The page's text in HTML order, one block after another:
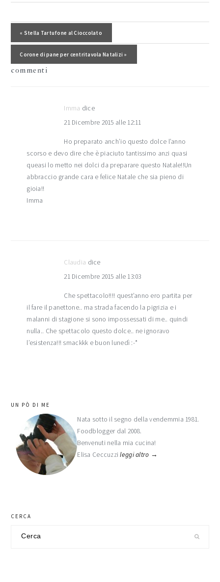
Post precedente:
« Stella Tartufone al Cioccolato
Post successivo:
Corone di pane per centritavola Natalizi »
del
lettore
commenti
Imma dice
21 Dicembre 2015 alle 12:11
Ho preparato anch’io questo dolce l’anno
scorso e devo dire che è piaciuto tantissimo anzi quasi
queasi lo metto nei dolci da preparare questo Natale!!Un
abbraccio grande cara e felice Natale che sia pieno di
gioia!!
Imma
Claudia dice
21 Dicembre 2015 alle 13:03
Che spettacolo!!!! quest’anno ero partita per
il fare il panettone.. ma strada facendo la pigrizia e i
malanni di stagione si sono impossessati di me.. quindi
nulla.. Che spettacolo questo dolce.. ne ignoravo
l’esistenza!!! smackkk e buon lunedì :-*
barra
laterale
primaria
UN PÒ DI ME
Nata sotto il segno della vendemmia 1981.
Foodblogger dal 2008.
Benvenuti nella mia cucina!
Elisa Ceccuzzileggi altro →
CERCA